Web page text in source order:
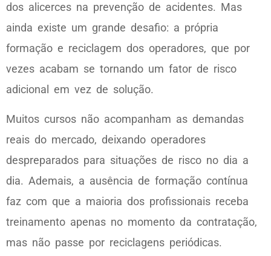
dos alicerces na prevenção de acidentes. Mas
ainda existe um grande desafio: a própria
formação e reciclagem dos operadores, que por
vezes acabam se tornando um fator de risco
adicional em vez de solução.
Muitos cursos não acompanham as demandas
reais do mercado, deixando operadores
despreparados para situações de risco no dia a
dia. Ademais, a ausência de formação contínua
faz com que a maioria dos profissionais receba
treinamento apenas no momento da contratação,
mas não passe por reciclagens periódicas.